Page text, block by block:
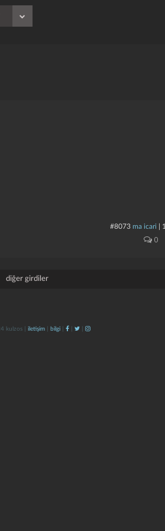
#8073 ma icari
0
diğer girdiler
kulzos | iletişim bilgi